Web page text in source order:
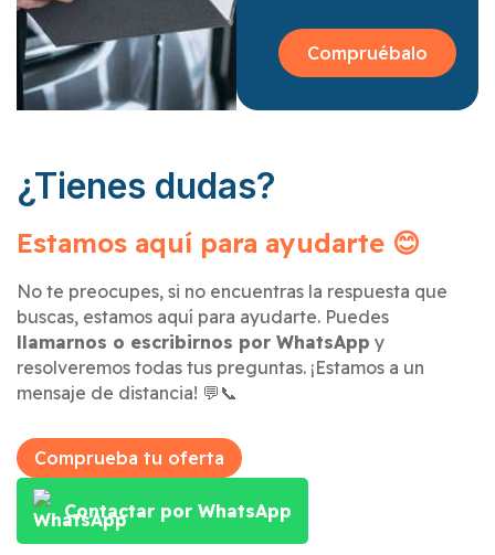
Compruébalo
¿Tienes dudas?
Estamos aquí para ayudarte 😊
No te preocupes, si no encuentras la respuesta que
buscas, estamos aquí para ayudarte. Puedes
llamarnos o escribirnos por WhatsApp y
resolveremos todas tus preguntas. ¡Estamos a un
mensaje de distancia! 💬📞
Comprueba tu oferta
Contactar por WhatsApp